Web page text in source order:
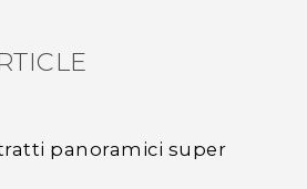
panoramici super